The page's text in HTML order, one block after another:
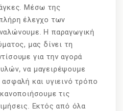
Μέσω της
έλεγχο των
Η παραγωγική
μας δίνει τη
για την αγορά
να μαγειρέψουμε
και υγιεινό τρόπο
τις
Εκτός από όλα